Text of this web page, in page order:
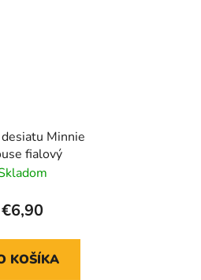
Minnie
fialový
€6,90
KOŠÍKA